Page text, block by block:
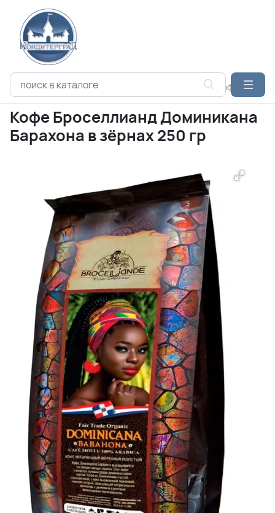
Каталог продукции Кофе
Кофе Броселлианд Доминикана
Барахона в зёрнах 250 гр